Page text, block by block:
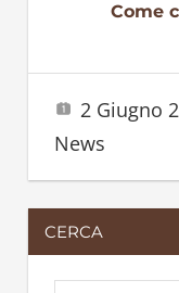
Come
2 Giugno
News
CERCA